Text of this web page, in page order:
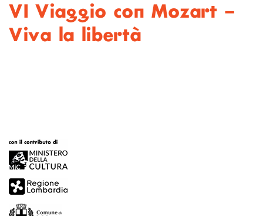
VI Viaggio con Mozart –
Viva la libertà